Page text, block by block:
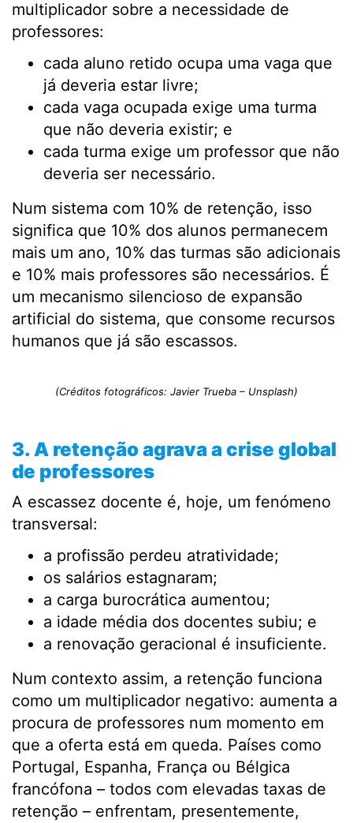
multiplicador sobre a necessidade de
professores:
cada aluno retido ocupa uma vaga que
já deveria estar livre;
cada vaga ocupada exige uma turma
que não deveria existir; e
cada turma exige um professor que não
deveria ser necessário.
Num sistema com 10% de retenção, isso
significa que 10% dos alunos permanecem
mais um ano, 10% das turmas são adicionais
e 10% mais professores são necessários. É
um mecanismo silencioso de expansão
artificial do sistema, que consome recursos
humanos que já são escassos.
(Créditos fotográficos: Javier Trueba – Unsplash)
3. A retenção agrava a crise global
de professores
A escassez docente é, hoje, um fenómeno
transversal:
a profissão perdeu atratividade;
os salários estagnaram;
a carga burocrática aumentou;
a idade média dos docentes subiu; e
a renovação geracional é insuficiente.
Num contexto assim, a retenção funciona
como um multiplicador negativo: aumenta a
procura de professores num momento em
que a oferta está em queda. Países como
Portugal, Espanha, França ou Bélgica
francófona – todos com elevadas taxas de
retenção – enfrentam, presentemente,